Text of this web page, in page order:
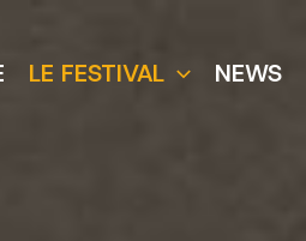
LE FESTIVAL NEWS